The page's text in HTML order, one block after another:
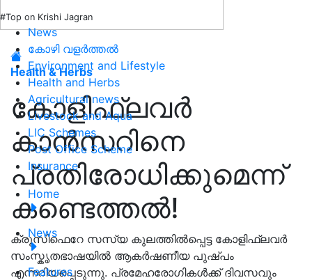
#Top on Krishi Jagran
News
കോഴി വളർത്തൽ
Environment and Lifestyle
Health and Herbs
Agricultural news
Livestock and Aqua
LIC Schemes
Post Office Scheme
Insurance
Home
News
Features
Health & Herbs
കോളിഫ്ലവർ
കാൻസറിനെ
പ്രതിരോധിക്കുമെന്ന്
കണ്ടെത്തൽ!
ക്രൂസിഫെറേ സസ്യ കുലത്തിൽപ്പെട്ട കോളിഫ്ലവർ
സംസ്കൃതഭാഷയിൽ ആകർഷണീയ പുഷ്പം
എന്നറിയപ്പെടുന്നു. പ്രമേഹരോഗികൾക്ക് ദിവസവും